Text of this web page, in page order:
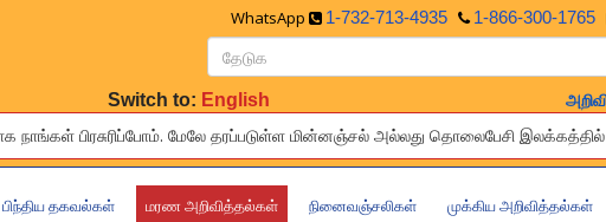
WhatsApp 1-732-713-4935 1-866-300-1765
Switch to: English
பிரசுரிப்போம். மேலே தரப்ப‌‌‌‌‌‌டுள்ள‍‍‍‍‌ மின்னஞ்சல் அல்லது தொலைபேசி இலக்கத்தில்
and friends to others living around the world free of charge. Please
பிந்திய தகவல்கள் மரண அறிவித்தல்கள் நினைவஞ்சலிகள் முக்கிய அறிவித்தல்கள்